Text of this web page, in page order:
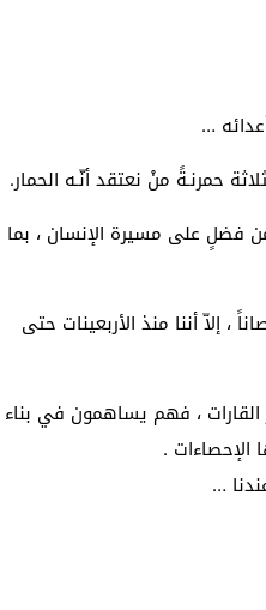
…
حمرنـةً منْ نعتقد أنّـه الحمار.
فضلٍ على مسيرة الإنسان ، بما
، إلاّ أننا منذ الأربعينات حتى
القارات ، فهم يساهمون في بناء
.
…